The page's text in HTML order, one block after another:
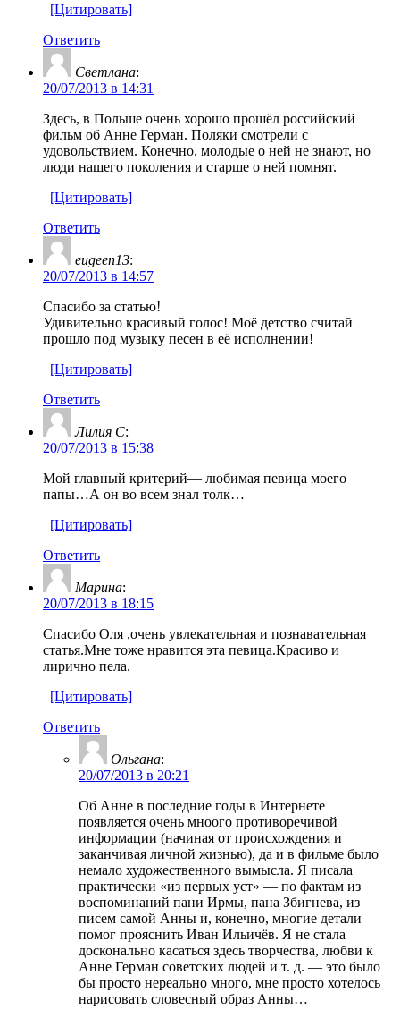
[Цитировать]
Ответить
Светлана:
20/07/2013 в 14:31
Здесь, в Польше очень хорошо прошёл российский
фильм об Анне Герман. Поляки смотрели с
удовольствием. Конечно, молодые о ней не знают, но
люди нашего поколения и старше о ней помнят.
[Цитировать]
Ответить
eugeen13:
20/07/2013 в 14:57
Спасибо за статью!
Удивительно красивый голос! Моё детство считай
прошло под музыку песен в её исполнении!
[Цитировать]
Ответить
Лилия С:
20/07/2013 в 15:38
Мой главный критерий— любимая певица моего
папы…А он во всем знал толк…
[Цитировать]
Ответить
Марина:
20/07/2013 в 18:15
Спасибо Оля ,очень увлекательная и познавательная
статья.Мне тоже нравится эта певица.Красиво и
лирично пела.
[Цитировать]
Ответить
Ольгана:
20/07/2013 в 20:21
Об Анне в последние годы в Интернете
появляется очень мноого противоречивой
информации (начиная от происхождения и
заканчивая личной жизнью), да и в фильме было
немало художественного вымысла. Я писала
практически «из первых уст» — по фактам из
воспоминаний пани Ирмы, пана Збигнева, из
писем самой Анны и, конечно, многие детали
помог прояснить Иван Ильичёв. Я не стала
досконально касаться здесь творчества, любви к
Анне Герман советских людей и т. д. — это было
бы просто нереально много, мне просто хотелось
нарисовать словесный образ Анны…